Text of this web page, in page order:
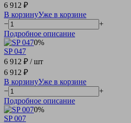
6 912 ₽
В корзинуУже в корзине
−
+
Подробное описание
0%
SP 047
6 912 ₽ / шт
6 912 ₽
В корзинуУже в корзине
−
+
Подробное описание
0%
SP 007